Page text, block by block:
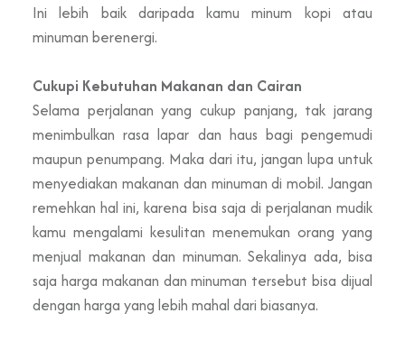
Ini lebih baik daripada kamu minum kopi atau
minuman berenergi.
Cukupi Kebutuhan Makanan dan Cairan
Selama perjalanan yang cukup panjang, tak jarang
menimbulkan rasa lapar dan haus bagi pengemudi
maupun penumpang. Maka dari itu, jangan lupa untuk
menyediakan makanan dan minuman di mobil. Jangan
remehkan hal ini, karena bisa saja di perjalanan mudik
kamu mengalami kesulitan menemukan orang yang
menjual makanan dan minuman. Sekalinya ada, bisa
saja harga makanan dan minuman tersebut bisa dijual
dengan harga yang lebih mahal dari biasanya.